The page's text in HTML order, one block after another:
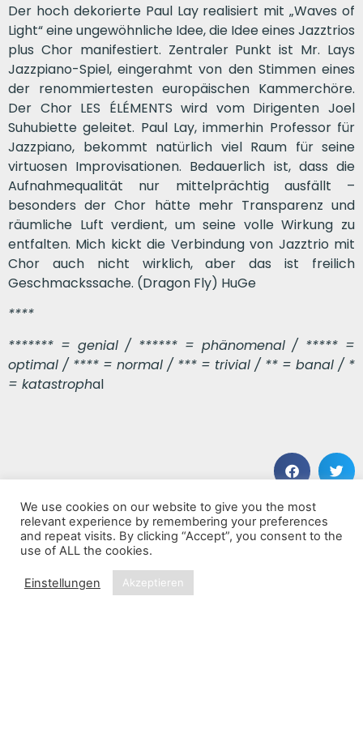
Der hoch dekorierte Paul Lay realisiert mit „Waves of
Light“ eine ungewöhnliche Idee, die Idee eines Jazztrios
plus Chor manifestiert. Zentraler Punkt ist Mr. Lays
Jazzpiano-Spiel, eingerahmt von den Stimmen eines
der renommiertesten europäischen Kammerchöre.
Der Chor LES ÉLÉMENTS wird vom Dirigenten Joel
Suhubiette geleitet. Paul Lay, immerhin Professor für
Jazzpiano, bekommt natürlich viel Raum für seine
virtuosen Improvisationen. Bedauerlich ist, dass die
Aufnahmequalität nur mittelprächtig ausfällt –
besonders der Chor hätte mehr Transparenz und
räumliche Luft verdient, um seine volle Wirkung zu
entfalten. Mich kickt die Verbindung von Jazztrio mit
Chor auch nicht wirklich, aber das ist freilich
Geschmackssache. (Dragon Fly) HuGe
****
******* = genial / ****** = phänomenal / ***** =
optimal / **** = normal / *** = trivial / ** = banal / *
= katastrophal
VORHERIGER BEITRAG
Night Jar
NÄCHSTER BEITRAG
Debut
We use cookies on our website to give you the most
relevant experience by remembering your preferences
and repeat visits. By clicking “Accept”, you consent to the
use of ALL the cookies.
Einstellungen Akzeptieren